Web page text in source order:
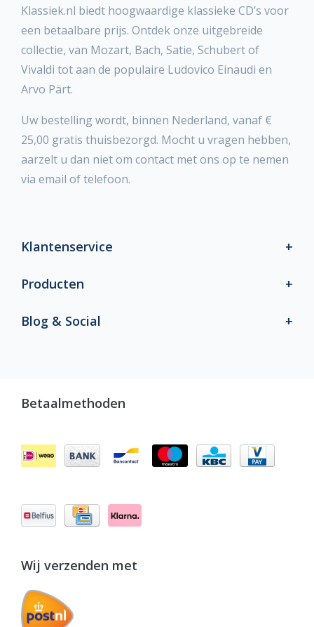
Klassiek.nl biedt hoogwaardige klassieke CD’s voor
een betaalbare prijs. Ontdek onze uitgebreide
collectie, van Mozart, Bach, Satie, Schubert of
Vivaldi tot aan de populaire Ludovico Einaudi en
Arvo Pärt.
Uw bestelling wordt, binnen Nederland, vanaf €
25,00 gratis thuisbezorgd. Mocht u vragen hebben,
aarzelt u dan niet om contact met ons op te nemen
via email of telefoon.
Klantenservice
Producten
Blog & Social
Betaalmethoden
Wij verzenden met